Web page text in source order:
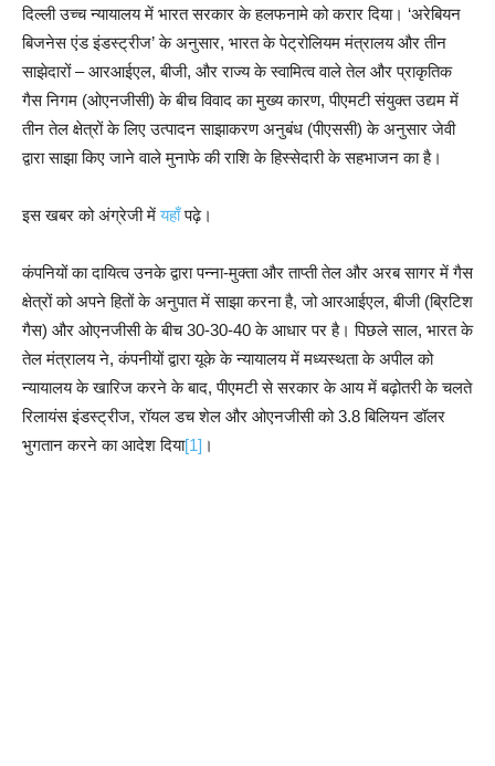
दिल्ली उच्च न्यायालय में भारत सरकार के हलफनामे को करार दिया। ‘अरेबियन
बिजनेस एंड इंडस्ट्रीज’ के अनुसार, भारत के पेट्रोलियम मंत्रालय और तीन
साझेदारों – आरआईएल, बीजी, और राज्य के स्वामित्व वाले तेल और प्राकृतिक
गैस निगम (ओएनजीसी) के बीच विवाद का मुख्य कारण, पीएमटी संयुक्त उद्यम में
तीन तेल क्षेत्रों के लिए उत्पादन साझाकरण अनुबंध (पीएससी) के अनुसार जेवी
द्वारा साझा किए जाने वाले मुनाफे की राशि के हिस्सेदारी के सहभाजन का है।
इस खबर को अंग्रेजी मेंयहाँपढ़े।
कंपनियों का दायित्व उनके द्वारा पन्ना-मुक्ता और ताप्ती तेल और अरब सागर में गैस
क्षेत्रों को अपने हितों के अनुपात में साझा करना है, जो आरआईएल, बीजी (ब्रिटिश
गैस) और ओएनजीसी के बीच 30-30-40 के आधार पर है। पिछले साल, भारत के
तेल मंत्रालय ने, कंपनीयों द्वारा यूके के न्यायालय में मध्यस्थता के अपील को
न्यायालय के खारिज करने के बाद, पीएमटी से सरकार के आय में बढ़ोतरी के चलते
रिलायंस इंडस्ट्रीज, रॉयल डच शेल और ओएनजीसी को 3.8 बिलियन डॉलर
भुगतान करने का आदेश दिया[1] ।